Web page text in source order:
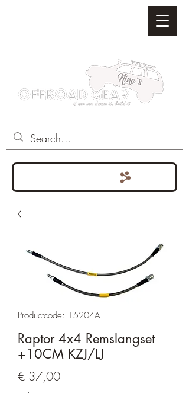
Productcode: 15204A
Raptor 4x4 Remslangset
+10CM KZJ/LJ
€ 37,00Prijs